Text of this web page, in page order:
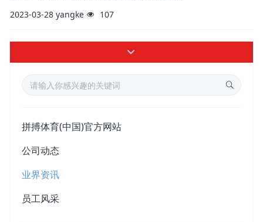
2023-03-28 yangke 107
拼搏体育(中国)官方网站
公司动态
业界资讯
员工风采